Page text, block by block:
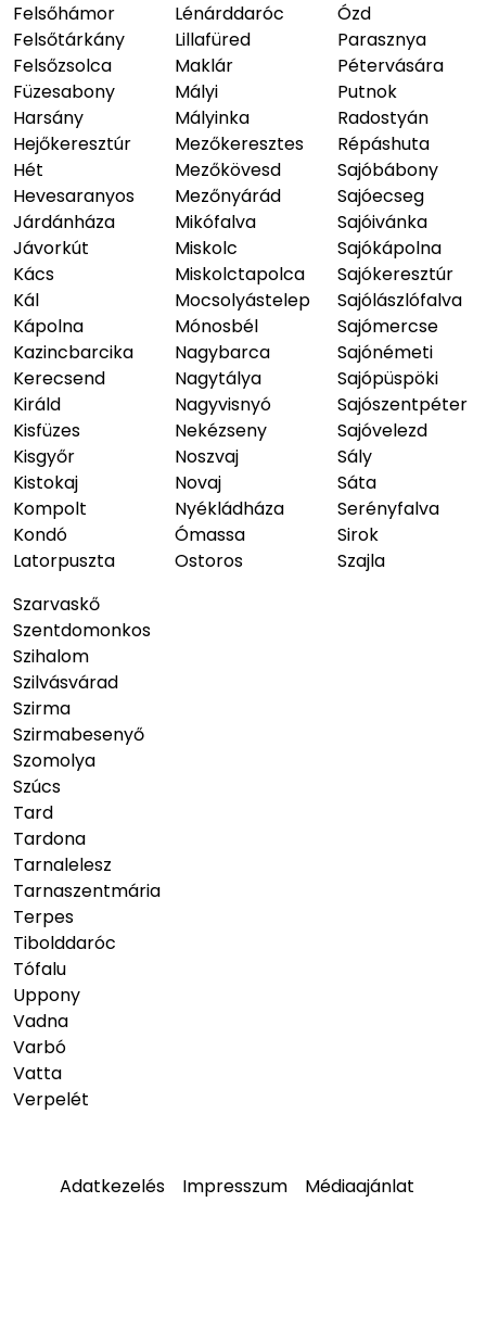
Felsőhámor
Felsőtárkány
Felsőzsolca
Füzesabony
Harsány
Hejőkeresztúr
Hét
Hevesaranyos
Járdánháza
Jávorkút
Kács
Kál
Kápolna
Kazincbarcika
Kerecsend
Királd
Kisfüzes
Kisgyőr
Kistokaj
Kompolt
Kondó
Latorpuszta
Lénárddaróc
Lillafüred
Maklár
Mályi
Mályinka
Mezőkeresztes
Mezőkövesd
Mezőnyárád
Mikófalva
Miskolc
Miskolctapolca
Mocsolyástelep
Mónosbél
Nagybarca
Nagytálya
Nagyvisnyó
Nekézseny
Noszvaj
Novaj
Nyékládháza
Ómassa
Ostoros
Ózd
Parasznya
Pétervására
Putnok
Radostyán
Répáshuta
Sajóbábony
Sajóecseg
Sajóivánka
Sajókápolna
Sajókeresztúr
Sajólászlófalva
Sajómercse
Sajónémeti
Sajópüspöki
Sajószentpéter
Sajóvelezd
Sály
Sáta
Serényfalva
Sirok
Szajla
Szarvaskő
Szentdomonkos
Szihalom
Szilvásvárad
Szirma
Szirmabesenyő
Szomolya
Szúcs
Tard
Tardona
Tarnalelesz
Tarnaszentmária
Terpes
Tibolddaróc
Tófalu
Uppony
Vadna
Varbó
Vatta
Verpelét
Adatkezelés Impresszum Médiaajánlat